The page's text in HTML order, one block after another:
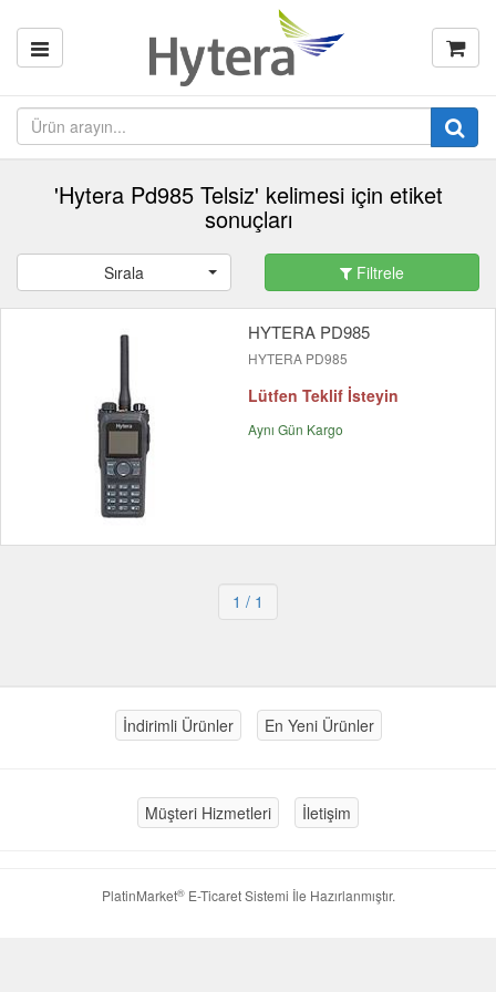
'Hytera Pd985 Telsiz' kelimesi için etiket
sonuçları
Sırala Filtrele
HYTERA PD985
HYTERA PD985
Lütfen Teklif İsteyin
Aynı Gün Kargo
1 / 1
İndirimli Ürünler En Yeni Ürünler
Müşteri Hizmetleri İletişim
PlatinMarket®E-Ticaret Sistemi İle Hazırlanmıştır.